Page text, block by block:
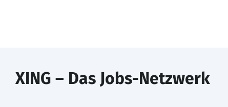
XING – Das Jobs-Netzwerk